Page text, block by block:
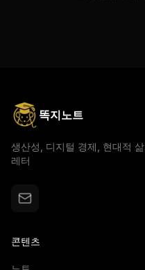
똑지노트
생산성, 디지털 경제, 현대적
레터
콘텐츠